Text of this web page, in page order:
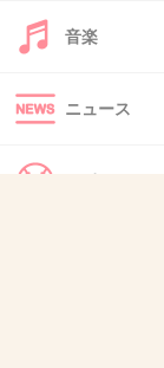
そんな私はシャ
使ってるのはラ
dejavuのロング
洗顔後はまつ毛美
音楽
ニュース